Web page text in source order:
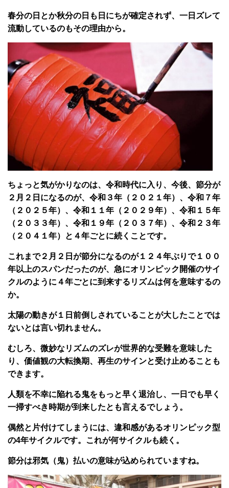
春分の日とか秋分の日も日にちが確定されず、一日ズレて
流動しているのもその理由から。
ちょっと気がかりなのは、令和時代に入り、今後、節分が
２月２日になるのが、令和３年（２０２１年）、令和７年
（２０２５年）、令和１１年（２０２９年）、令和１５年
（２０３３年）、令和１９年（２０３７年）、令和２３年
（２０４１年）と４年ごとに続くことです。
これまで２月２日が節分になるのが１２４年ぶりで１００
年以上のスパンだったのが、急にオリンピック開催のサイ
クルのように４年ごとに到来するリズムは何を意味するの
か。
太陽の動きが１日前倒しされていることが大したことでは
ないとは言い切れません。
むしろ、微妙なリズムのズレが世界的な受難を意味した
り、価値観の大転換期、再生のサインと受け止めることも
できます。
人類を不幸に陥れる鬼をもっと早く退治し、一日でも早く
一掃すべき時期が到来したとも言えるでしょう。
偶然と片付けてしまうには、違和感があるオリンピック型
の4年サイクルです。これが何サイクルも続く。
節分は邪気（鬼）払いの意味が込められていますね。